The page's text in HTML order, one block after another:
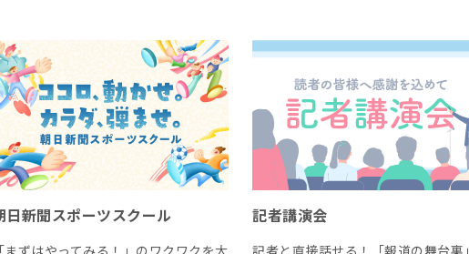
日新聞スポーツスクール
まずはやってみる！」のワクワクを大
記者講演会
記者と直接話せる！「報道の舞台裏」